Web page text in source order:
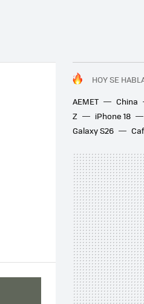
HOY SE
AEMET
China
Z
iPhone 18
Galaxy S26